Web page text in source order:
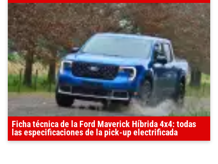
Ficha técnica de la Ford Maverick Híbrida 4x4: todas
las especificaciones de la pick-up electrificada